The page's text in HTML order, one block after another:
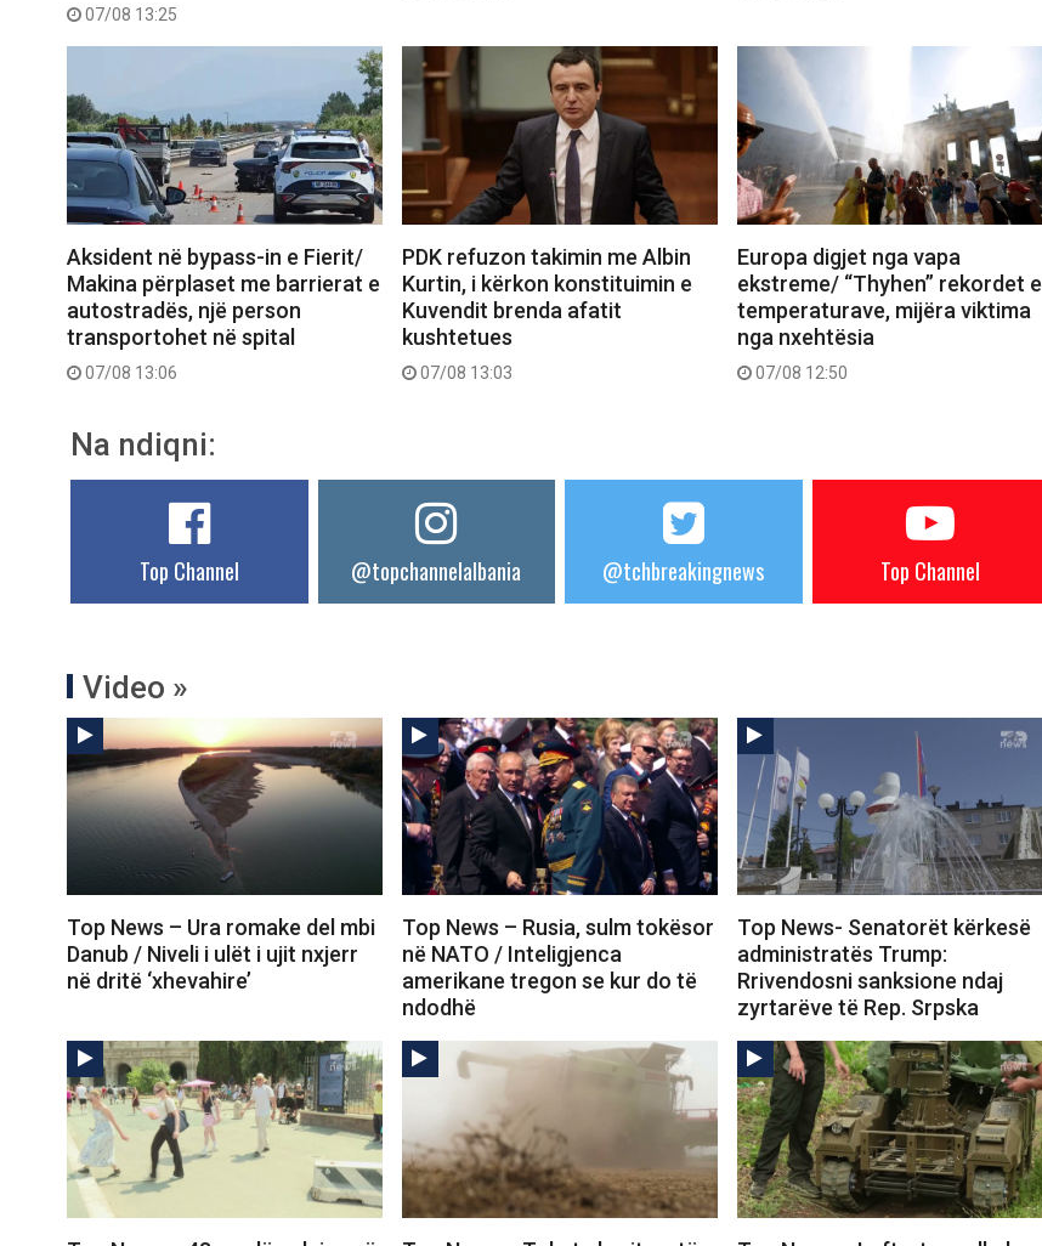
07/08 13:25
Aksident në bypass-in e Fierit/
Makina përplaset me barrierat e
autostradës, një person
transportohet në spital
07/08 13:06
PDK refuzon takimin me Albin
Kurtin, i kërkon konstituimin e
Kuvendit brenda afatit
kushtetues
07/08 13:03
Europa digjet nga vapa
ekstreme/ “Thyhen” rekordet e
temperaturave, mijëra viktima
nga nxehtësia
07/08 12:50
Na ndiqni:
Top Channel @topchannelalbania @tchbreakingnews Top Channel
Video »
Top News – Ura romake del mbi
Danub / Niveli i ulët i ujit nxjerr
në dritë ‘xhevahire’
Top News – Rusia, sulm tokësor
në NATO / Inteligjenca
amerikane tregon se kur do të
ndodhë
Top News- Senatorët kërkesë
administratës Trump:
Rrivendosni sanksione ndaj
zyrtarëve të Rep. Srpska